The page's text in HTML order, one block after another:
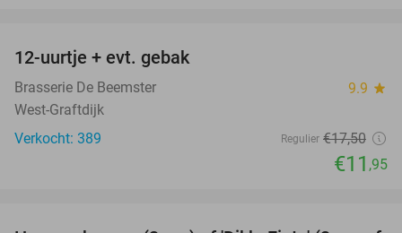
12-uurtje + evt. gebak
Brasserie De Beemster 9.9 star
West-Graftdijk
Verkocht: 389
Regulier €17,50
€11 ,95